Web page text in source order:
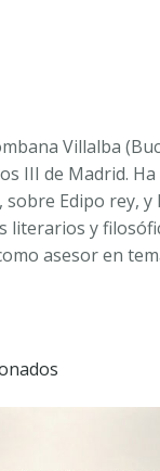
Villalba
III de Madrid.
sobre Edipo rey,
literarios y
asesor en